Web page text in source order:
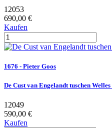
12053
690,00 €
Kaufen
1676 - Pieter Goos
De Cust van Engelandt tuschen
12049
590,00 €
Kaufen